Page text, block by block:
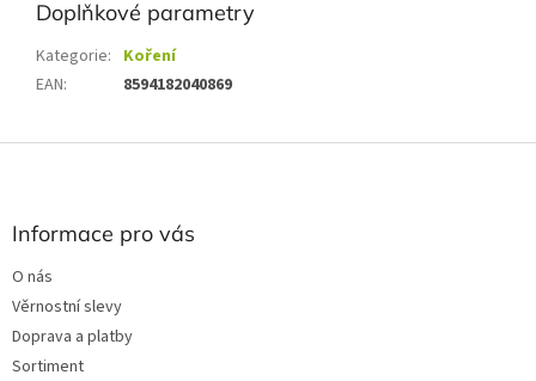
Doplňkové parametry
Kategorie: Koření
EAN: 8594182040869
Z
Informace pro vás
O nás
Věrnostní slevy
Doprava a platby
Sortiment